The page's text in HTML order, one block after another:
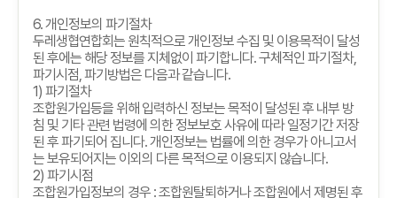
6.개인정보의 파기절차
두레생협연합회는 원칙적으로 개인정보 수집 및 이용목적이 달성
된 후에는 해당 정보를 지체없이 파기합니다.구체적인 파기절차,
파기시점,파기방법은 다음과 같습니다.
1) 파기절차
조합원가입등을 위해 입력하신 정보는 목적이 달성된 후 내부 방
침 및 기타 관련 법령에 의한 정보보호 사유에 따라 일정기간 저장
된 후 파기되어 집니다.개인정보는 법률에 의한 경우가 아니고서
는 보유되어지는 이외의 다른 목적으로 이용되지 않습니다.
2) 파기시점
조합원가입정보의 경우 :조합원탈퇴하거나 조합원에서 제명된 후